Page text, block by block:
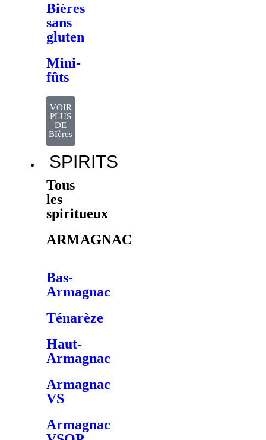
Bières
sans
gluten
Mini-
fûts
VOIR
PLUS
DE
BIères
SPIRITS
Tous
les
spiritueux
ARMAGNAC
Bas-
Armagnac
Ténarèze
Haut-
Armagnac
Armagnac
VS
Armagnac